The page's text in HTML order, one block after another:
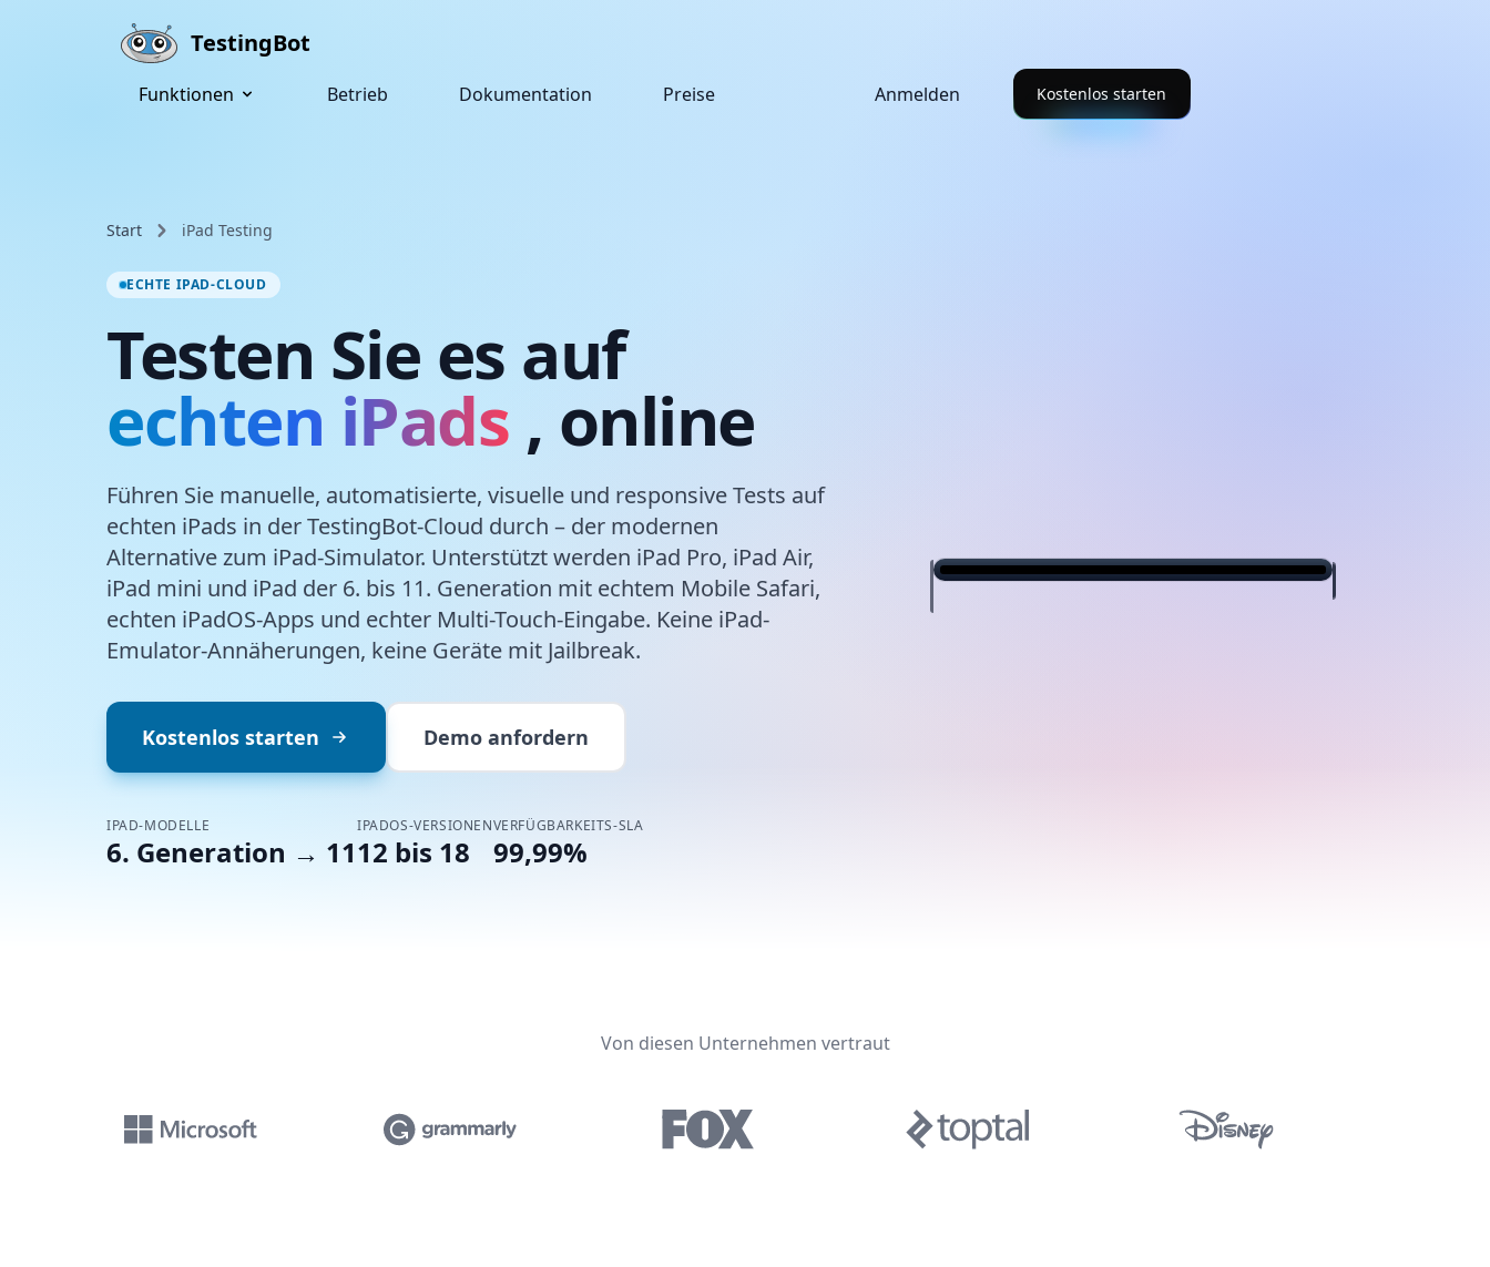
TestingBot
Funktionen Betrieb Dokumentation Preise Anmelden Kostenlos starten
Start iPad Testing
ECHTE IPAD-CLOUD
Testen Sie es auf
echten iPads , online
Führen Sie manuelle, automatisierte, visuelle und responsive Tests auf
echten iPads in der TestingBot-Cloud durch – der modernen
Alternative zum iPad-Simulator. Unterstützt werden iPad Pro, iPad Air,
iPad mini und iPad der 6. bis 11. Generation mit echtem Mobile Safari,
echten iPadOS-Apps und echter Multi-Touch-Eingabe. Keine iPad-
Emulator-Annäherungen, keine Geräte mit Jailbreak.
Kostenlos starten Demo anfordern
IPAD-MODELLE
6. Generation → 11
IPADOS-VERSIONEN
12 bis 18
VERFÜGBARKEITS-SLA
99,99%
Von diesen Unternehmen vertraut